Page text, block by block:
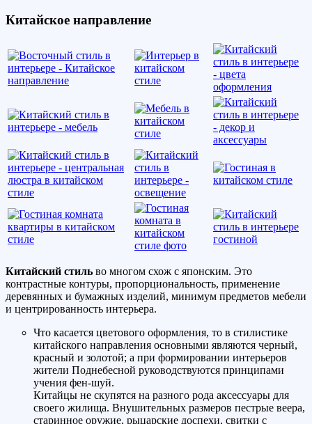
Китайское направление
Китайский стиль во многом схож с японским. Это
контрастные контуры, пропорциональность, применение
деревянных и бумажных изделий, минимум предметов мебели
и центрированность интерьера.
Что касается цветового оформления, то в стилистике
китайского направления основными являются черный,
красный и золотой; а при формировании интерьеров
жители Поднебесной руководствуются принципами
учения фен-шуй.
Китайцы не скупятся на разного рода аксессуары для
своего жилища. Внушительных размеров пестрые веера,
старинное оружие, рыцарские доспехи, свитки с